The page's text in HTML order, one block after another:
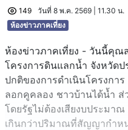
149
วันที่ 8 พ.ค. 2569 | 11.30 น.
ห้องข่าวภาคเที่ยง
ห้องข่าวภาคเที่ยง - วันนี้คุณ
โครงการดินแลกน้ำ จังหวัด
ปกติของการดำเนินโครงกา
ลอกคูคลอง ชาวบ้านได้น้ำ ส่
โดยรัฐไม่ต้องเสียงบประมา
เกินกว่าปริมาณที่สัญญากำห